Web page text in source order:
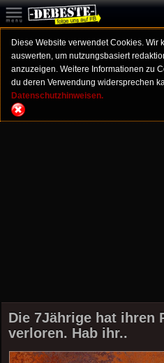
Diese Website verwendet Cookies. Wir
auswerten, um nutzungsbasiert
anzuzeigen. Weitere Informationen zu
du deren Verwendung widersprechen
Datenschutzhinweisen.
Die 7Jährige hat ihren
verloren. Hab ihr..